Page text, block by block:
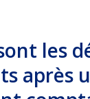
les
après